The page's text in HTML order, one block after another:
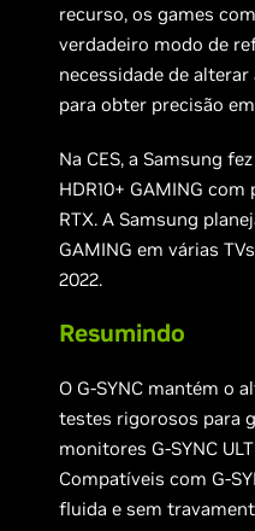
recurso, os games
verdadeiro modo de
necessidade de
para obter precisão
Na CES, a Samsung
HDR10+ GAMING
RTX. A Samsung
GAMING em várias
2022.
Resumindo
O G-SYNC mantém o
testes rigorosos para
monitores G-SYNC
Compatíveis com G-
fluida e sem